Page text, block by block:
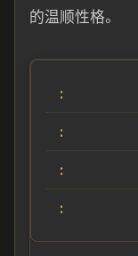
的温顺性格。